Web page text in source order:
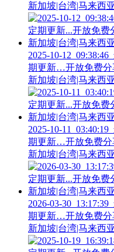
新加坡|台湾|马来西
2025-10-
期更新…开放免费分
新加坡|台湾|马来西
2025-10-
期更新…开放免费分
新加坡|台湾|马来西
2026-03-
期更新…开放免费分
新加坡|台湾|马来西